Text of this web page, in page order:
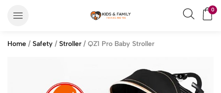
0
Home / Safety / Stroller / QZ1 Pro Baby Stroller